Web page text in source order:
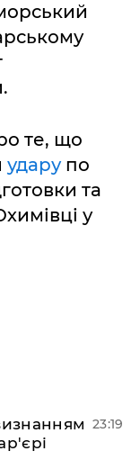
те, що
удару по
та
у
23:19